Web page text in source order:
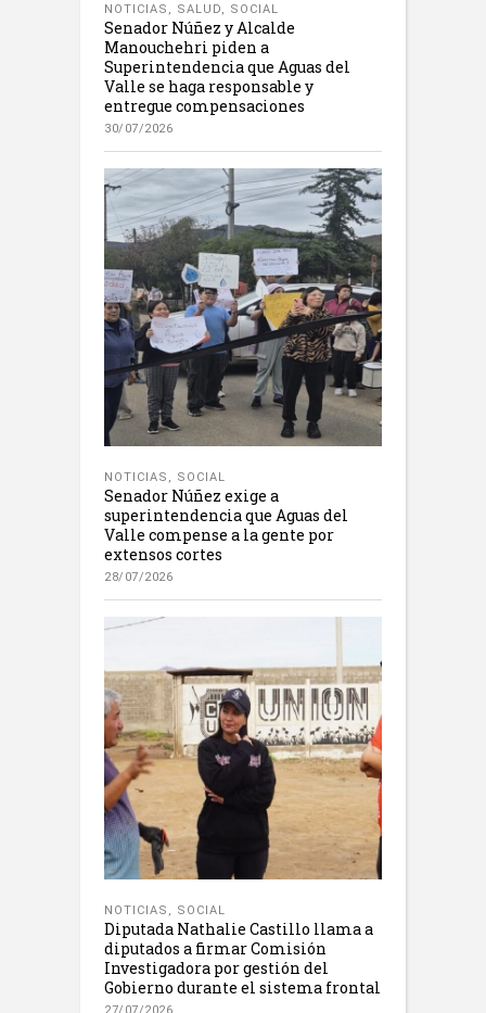
NOTICIAS , SALUD, SOCIAL
Senador Núñez y Alcalde
Manouchehri piden a
Superintendencia que Aguas del
Valle se haga responsable y
entregue compensaciones
30/07/2026
NOTICIAS , SOCIAL
Senador Núñez exige a
superintendencia que Aguas del
Valle compense a la gente por
extensos cortes
28/07/2026
NOTICIAS , SOCIAL
Diputada Nathalie Castillo llama a
diputados a firmar Comisión
Investigadora por gestión del
Gobierno durante el sistema frontal